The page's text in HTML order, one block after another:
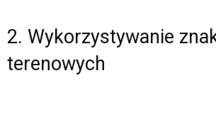
2. Wykorzystywanie
terenowych